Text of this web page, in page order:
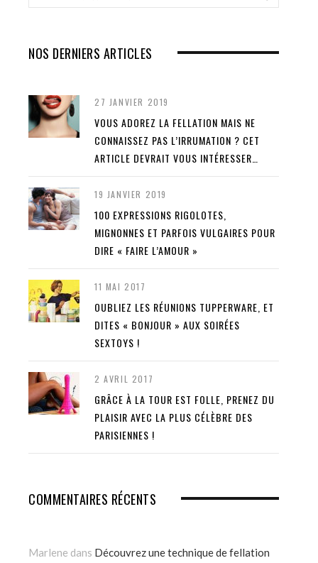
for:
NOS DERNIERS ARTICLES
27 JANVIER 2019
VOUS ADOREZ LA FELLATION MAIS NE
CONNAISSEZ PAS L’IRRUMATION ? CET
ARTICLE DEVRAIT VOUS INTÉRESSER…
19 JANVIER 2019
100 EXPRESSIONS RIGOLOTES,
MIGNONNES ET PARFOIS VULGAIRES POUR
DIRE « FAIRE L’AMOUR »
11 MAI 2017
OUBLIEZ LES RÉUNIONS TUPPERWARE, ET
DITES « BONJOUR » AUX SOIRÉES
SEXTOYS !
2 AVRIL 2017
GRÂCE À LA TOUR EST FOLLE, PRENEZ DU
PLAISIR AVEC LA PLUS CÉLÈBRE DES
PARISIENNES !
COMMENTAIRES RÉCENTS
Marlene dans Découvrez une technique de fellation